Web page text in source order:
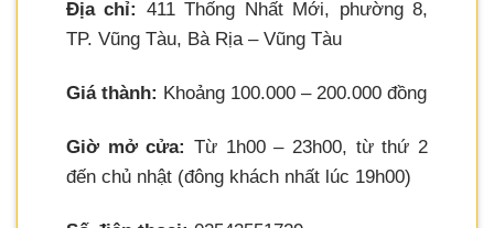
Địa chỉ: 411 Thống Nhất Mới, phường 8,
TP. Vũng Tàu, Bà Rịa – Vũng Tàu
Giá thành: Khoảng 100.000 – 200.000 đồng
Giờ mở cửa: Từ 1h00 – 23h00, từ thứ 2
đến chủ nhật (đông khách nhất lúc 19h00)